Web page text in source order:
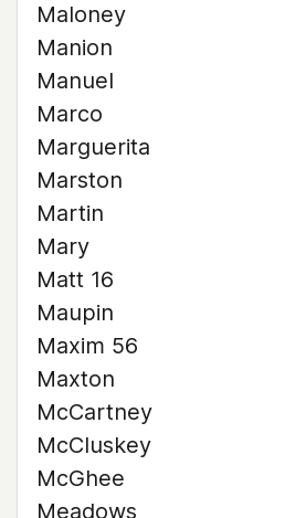
Maloney
Manion
Manuel
Marco
Marguerita
Marston
Martin
Mary
Matt 16
Maupin
Maxim 56
Maxton
McCartney
McCluskey
McGhee
Meadows